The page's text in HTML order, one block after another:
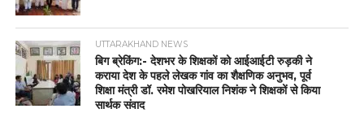
UTTARAKHAND NEWS
बिग ब्रेकिंग:- देशभर के शिक्षकों को आईआईटी रुड़की ने
कराया देश के पहले लेखक गांव का शैक्षणिक अनुभव, पूर्व
शिक्षा मंत्री डॉ. रमेश पोखरियाल निशंक ने शिक्षकों से किया
सार्थक संवाद